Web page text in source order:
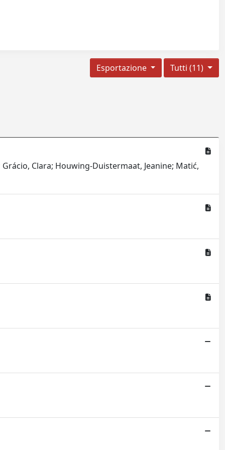
Tutti (11)
Esportazione
Clara; Houwing-Duistermaat, Jeanine; Matić,